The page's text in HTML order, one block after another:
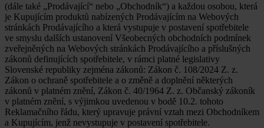
(dále také „Prodávající“ nebo „Obchodník“) a každou osobou, která
je Kupujícím produktů nabízených Prodávajícím na Webových
stránkách Prodávajícího a která vystupuje v postavení spotřebitele
ve smyslu dalších ustanovení Všeobecných obchodních podmínek
zveřejněných na Webových stránkách Prodávajícího a příslušných
zákonů definujících spotřebitele, v rámci platné legislativy
Slovenské republiky zejména zákonů: Zákon č. 108/2024 Z. z.
Zákon o ochraně spotřebitele a o změně a doplnění některých
zákonů v platném znění, Zákon č. 40/1964 Z. z. Občanský zákoník
v platném znění, s výjimkou uvedenou v bodě 10.2. tohoto
Reklamačního řádu, který upravuje právní vztah mezi Obchodníkem
a Kupujícím, jenž nevystupuje v postavení spotřebitele.